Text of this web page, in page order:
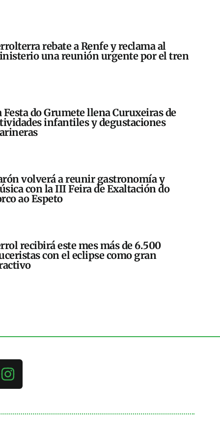
rebate a Renfe y reclama al
una reunión urgente por el tren
Festa do Grumete llena Curuxeiras de
infantiles y degustaciones
volverá a reunir gastronomía y
con la III Feira de Exaltación do
ao Espeto
recibirá este mes más de 6.500
con el eclipse como gran